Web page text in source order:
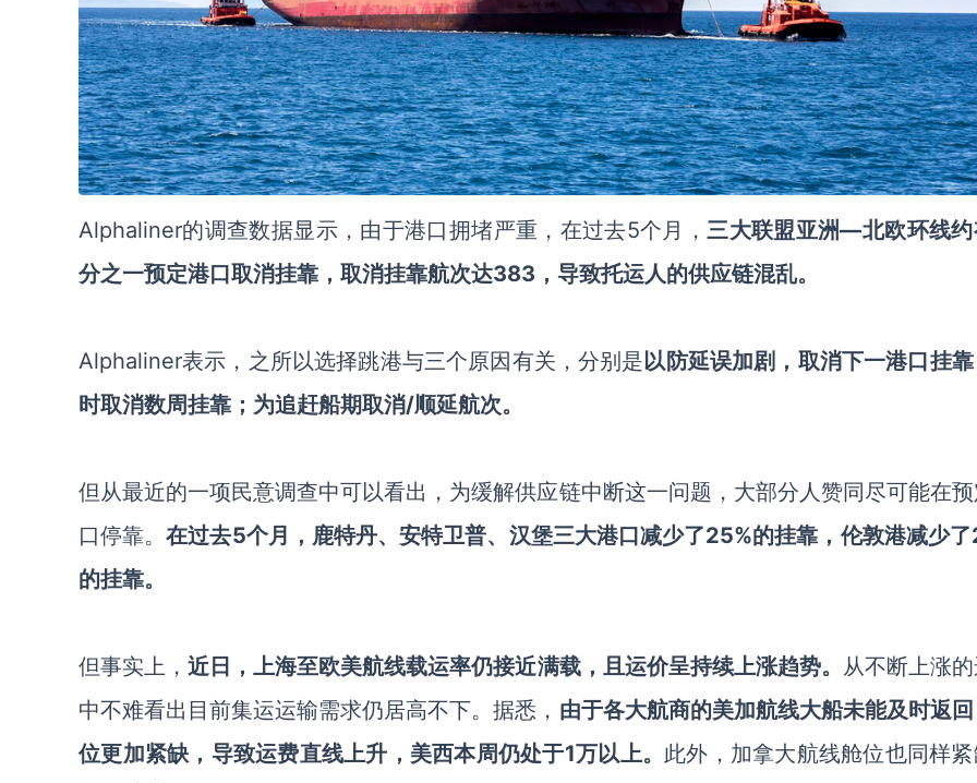
Alphaliner的调查数据显示，由于港口拥堵严重，在过去5个月，三大联盟亚洲—北欧环线约
分之一预定港口取消挂靠，取消挂靠航次达383，导致托运人的供应链混乱。
Alphaliner表示，之所以选择跳港与三个原因有关，分别是以防延误加剧，取消下一港口挂
时取消数周挂靠；为追赶船期取消/顺延航次。
但从最近的一项民意调查中可以看出，为缓解供应链中断这一问题，大部分人赞同尽可能在
口停靠。在过去5个月，鹿特丹、安特卫普、汉堡三大港口减少了25%的挂靠，伦敦港减少
的挂靠。
但事实上，近日，上海至欧美航线载运率仍接近满载，且运价呈持续上涨趋势。 从不断上涨
中不难看出目前集运运输需求仍居高不下。据悉， 由于各大航商的美加航线大船未能及时返
位更加紧缺，导致运费直线上升，美西本周仍处于1万以上。 此外，加拿大航线舱位也同样